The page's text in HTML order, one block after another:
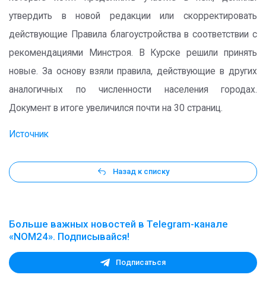
утвердить в новой редакции или скорректировать
действующие Правила благоустройства в соответствии с
рекомендациями Минстроя. В Курске решили принять
новые. За основу взяли правила, действующие в других
аналогичных по численности населения городах.
Документ в итоге увеличился почти на 30 страниц.
Источник
Назад к списку
Больше важных новостей в Telegram-канале
«NOM24». Подписывайся!
Подписаться